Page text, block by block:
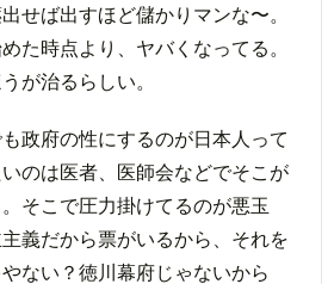
せば出すほど儲かりマンな〜。
た時点より、ヤバくなってる。
が治るらしい。
政府の性にするのが日本人って
のは医者、医師会などでそこが
そこで圧力掛けてるのが悪玉
義だから票がいるから、それを
ない？徳川幕府じゃないから